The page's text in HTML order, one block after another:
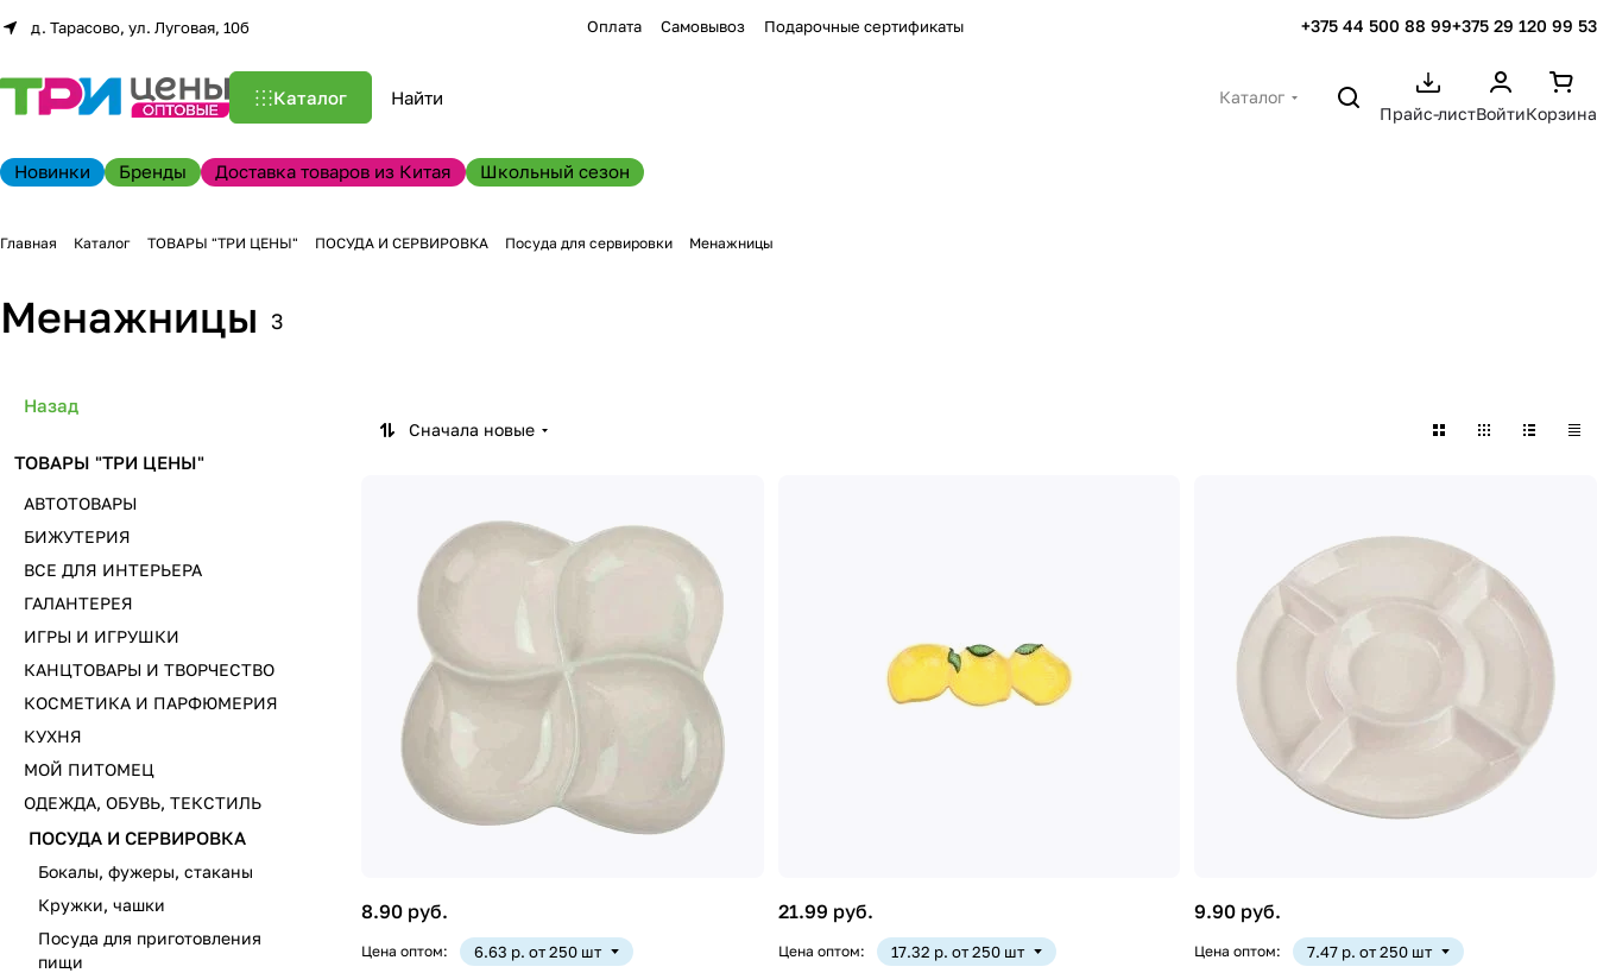
д. Тарасово, ул. Луговая, 10б Оплата Самовывоз Подарочные сертификаты +375 44 500 88 99+375 29 120 99 53
Каталог
Каталог
Прайс-листВойтиКорзина
Новинки Бренды Доставка товаров из Китая Школьный сезон
Главная Каталог ТОВАРЫ "ТРИ ЦЕНЫ" ПОСУДА И СЕРВИРОВКА Посуда для сервировки Менажницы
Менажницы 3
Сначала новые
8.90 руб.
Цена оптом: 6.63 р. от 250 шт
21.99 руб.
Цена оптом: 17.32 р. от 250 шт
9.90 руб.
Цена оптом: 7.47 р. от 250 шт
Назад
ТОВАРЫ "ТРИ ЦЕНЫ"
АВТОТОВАРЫ
БИЖУТЕРИЯ
ВСЕ ДЛЯ ИНТЕРЬЕРА
ГАЛАНТЕРЕЯ
ИГРЫ И ИГРУШКИ
КАНЦТОВАРЫ И ТВОРЧЕСТВО
КОСМЕТИКА И ПАРФЮМЕРИЯ
КУХНЯ
МОЙ ПИТОМЕЦ
ОДЕЖДА, ОБУВЬ, ТЕКСТИЛЬ
ПОСУДА И СЕРВИРОВКА
Бокалы, фужеры, стаканы
Кружки, чашки
Посуда для приготовления
пищи